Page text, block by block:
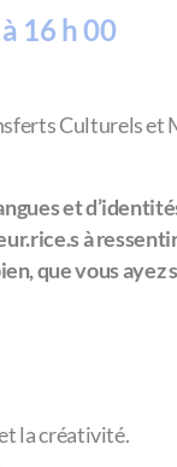
16 h 00
Culturels
et
à
que vous ayez
la créativité.